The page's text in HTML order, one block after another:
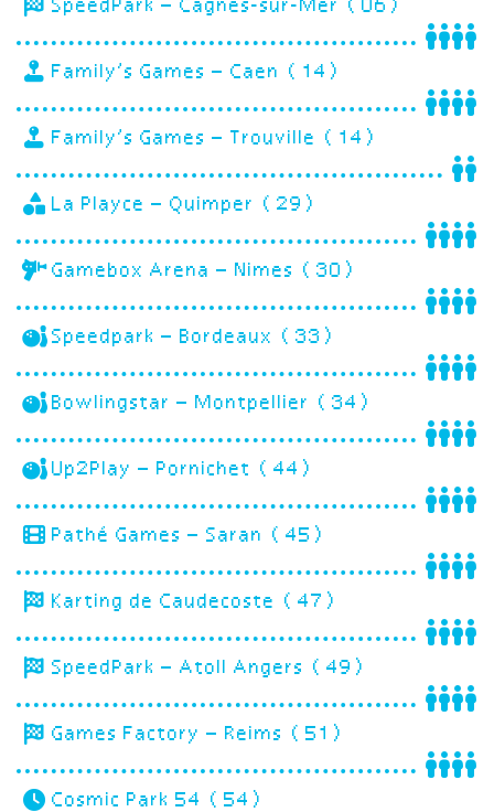
SpeedPark – Cagnes-sur-Mer (06)
Family’s Games – Caen (14)
Family’s Games – Trouville (14)
La Playce – Quimper (29)
Gamebox Arena – Nimes (30)
Speedpark – Bordeaux (33)
Bowlingstar – Montpellier (34)
Up2Play – Pornichet (44)
Pathé Games – Saran (45)
Karting de Caudecoste (47)
SpeedPark – Atoll Angers (49)
Games Factory – Reims (51)
Cosmic Park 54 (54)